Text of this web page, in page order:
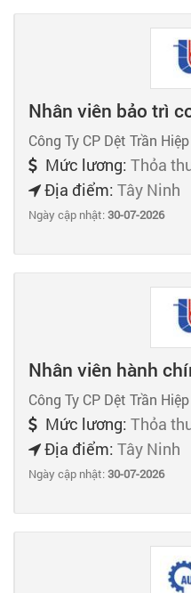
Nhân viên bảo trì
Công Ty CP Dệt Trần
Mức lương: Thỏa
Địa điểm: Tây Ninh
Ngày cập nhật:30-07-2026
Nhân viên hành
Công Ty CP Dệt Trần
Mức lương: Thỏa
Địa điểm: Tây Ninh
Ngày cập nhật:30-07-2026